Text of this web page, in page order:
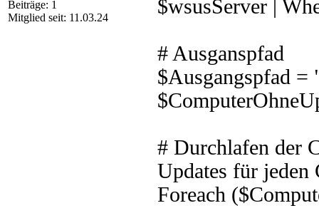
Beiträge: 1
Mitglied seit: 11.03.24
$wsusServer |
# Ausganspfad
$Ausgangspfad
# Durchlafen der
Updates für jeden
Foreach